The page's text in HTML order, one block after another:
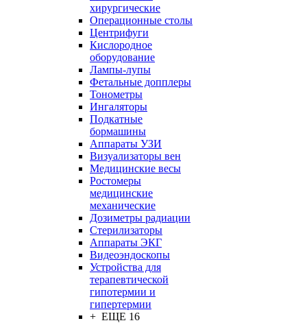
хирургические
Операционные столы
Центрифуги
Кислородное
оборудование
Лампы-лупы
Фетальные допплеры
Тонометры
Ингаляторы
Подкатные
бормашины
Аппараты УЗИ
Визуализаторы вен
Медицинские весы
Ростомеры
медицинские
механические
Дозиметры радиации
Стерилизаторы
Аппараты ЭКГ
Видеоэндоскопы
Устройства для
терапевтической
гипотермии и
гипертермии
+ ЕЩЕ 16